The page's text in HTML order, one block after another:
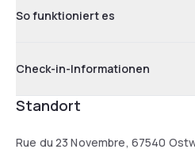
So funktioniert es
Check-in-Informationen
Standort
Rue du 23 Novembre, 67540